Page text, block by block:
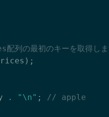
最初のキーを取得しま
. "\n" ; // apple